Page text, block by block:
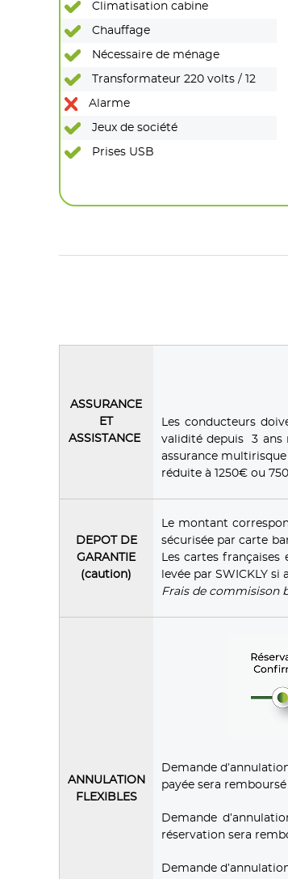
Climatisation cabine
Chauffage
Nécessaire de ménage
Transformateur 220 volts / 12
Alarme
Jeux de société
Prises USB
ASSURANCE
ET
ASSISTANCE
Les conducteurs
validité depuis 3 ans
assurance
réduite à 1250€ ou
DEPOT DE
GARANTIE
(caution)
Le montant
sécurisée par carte
Les cartes
levée par SWICKLY
Frais de commisison
ANNULATION
FLEXIBLES
Demande
payée sera
Demande
réservation sera
Demande